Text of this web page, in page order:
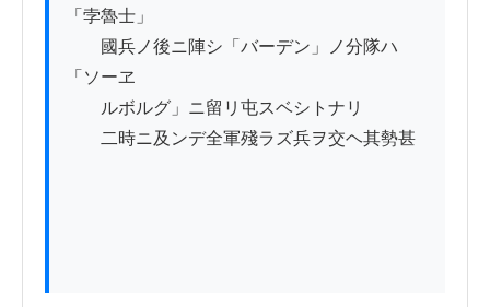
「孛魯士」
國兵ノ後ニ陣シ「バーデン」ノ分隊ハ
「ソーヱ
ルボルグ」ニ留リ屯スベシトナリ
二時ニ及ンデ全軍殘ラズ兵ヲ交ヘ其勢甚